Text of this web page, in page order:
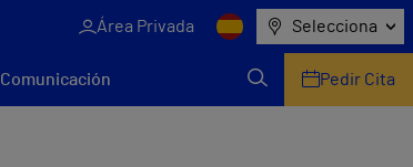
Área Privada Selecciona
Comunicación Pedir Cita